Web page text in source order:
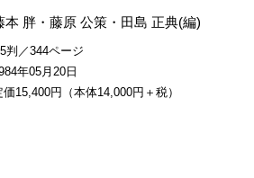
本 胖 ・藤原 公策 ・ 田島 正典(編)
判／344ページ
年05月20日
価15,400円（本体14,000円＋税）